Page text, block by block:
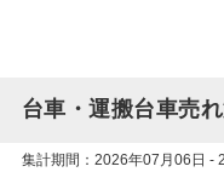
台車・運搬台車売
集計期間：2026年07月06日 -